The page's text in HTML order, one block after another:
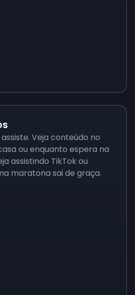
Veja conteúdo no
ou enquanto espera na
assistindo TikTok ou
maratona sai de graça.